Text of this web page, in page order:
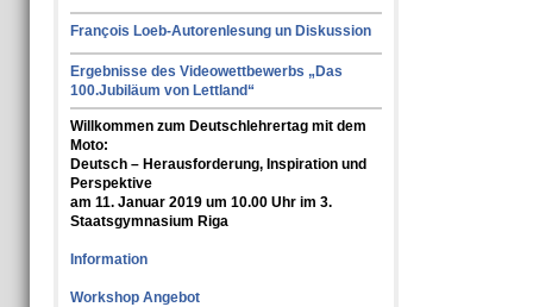
François Loeb-Autorenlesung un Diskussion
Ergebnisse des Videowettbewerbs „Das
100.Jubiläum von Lettland“
Willkommen zum Deutschlehrertag mit dem
Moto:
Deutsch – Herausforderung, Inspiration und
Perspektive
am 11. Januar 2019 um 10.00 Uhr im 3.
Staatsgymnasium Riga
Information
Workshop Angebot